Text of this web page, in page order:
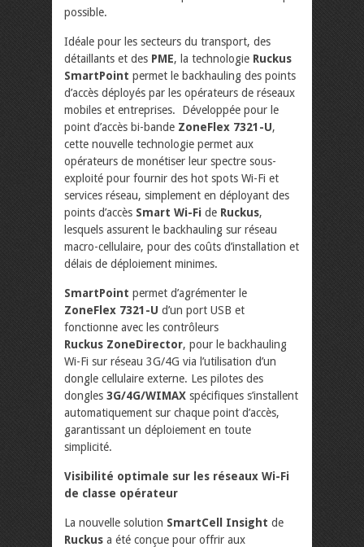
possible.
Idéale pour les secteurs du transport, des
détaillants et des PME, la technologie Ruckus
SmartPoint permet le backhauling des points
d’accès déployés par les opérateurs de réseaux
mobiles et entreprises. Développée pour le
point d’accès bi-bande ZoneFlex 7321-U,
cette nouvelle technologie permet aux
opérateurs de monétiser leur spectre sous-
exploité pour fournir des hot spots Wi-Fi et
services réseau, simplement en déployant des
points d’accès Smart Wi-Fi de Ruckus,
lesquels assurent le backhauling sur réseau
macro-cellulaire, pour des coûts d’installation et
délais de déploiement minimes.
SmartPoint permet d’agrémenter le
ZoneFlex 7321-U d’un port USB et
fonctionne avec les contrôleurs
Ruckus ZoneDirector, pour le backhauling
Wi-Fi sur réseau 3G/4G via l’utilisation d’un
dongle cellulaire externe. Les pilotes des
dongles 3G/4G/WIMAX spécifiques s’installent
automatiquement sur chaque point d’accès,
garantissant un déploiement en toute
simplicité.
Visibilité optimale sur les réseaux Wi-Fi
de classe opérateur
La nouvelle solution SmartCell Insight de
Ruckus a été conçue pour offrir aux